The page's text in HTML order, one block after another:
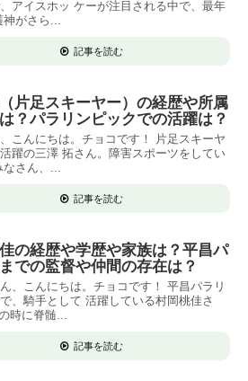
アイスホッ ケーが注目される中で、最年
神がさら...
記事を読む
片足スキーヤー）の経歴や所属
？パラリンピックでの活躍は？
こんにちは。チョコです！ 片足スキーヤ
躍の三澤 拓さん。障害スポーツをしてい
なさん、...
記事を読む
の経歴や学歴や家族は？平昌パ
での監督や仲間の存在は？
、こんにちは。チョコです！ 平昌パラリ
、騎手として 活躍している村岡桃佳さ
時に脊髄...
記事を読む